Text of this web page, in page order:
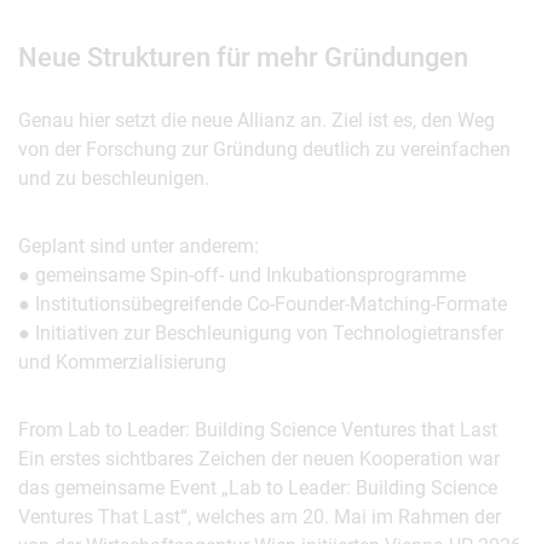
Neue Strukturen für mehr Gründungen
Genau hier setzt die neue Allianz an. Ziel ist es, den Weg
von der Forschung zur Gründung deutlich zu vereinfachen
und zu beschleunigen.
Geplant sind unter anderem:
● gemeinsame Spin-off- und Inkubationsprogramme
● Institutionsübegreifende Co-Founder-Matching-Formate
● Initiativen zur Beschleunigung von Technologietransfer
und Kommerzialisierung
From Lab to Leader: Building Science Ventures that Last
Ein erstes sichtbares Zeichen der neuen Kooperation war
das gemeinsame Event „Lab to Leader: Building Science
Ventures That Last“, welches am 20. Mai im Rahmen der